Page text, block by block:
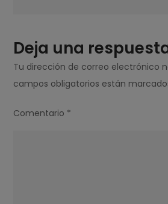
Deja una
Tu dirección de correo electrónico
campos obligatorios están
Comentario *